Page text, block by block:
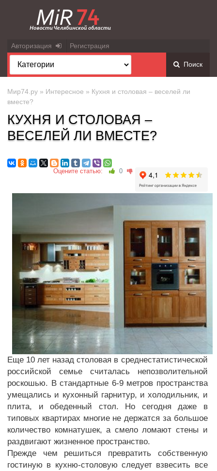
Авторизация Регистрация
Поиск
Мир74.ру » Интересное » Кухня и столовая – веселей ли
вместе?
КУХНЯ И СТОЛОВАЯ –
ВЕСЕЛЕЙ ЛИ ВМЕСТЕ?
Оцените статью: 0
Еще 10 лет назад столовая в среднестатистической
российской семье считалась непозволительной
роскошью. В стандартные 6-9 метров пространства
умещались и кухонный гарнитур, и холодильник, и
плита, и обеденный стол. Но сегодня даже в
типовых квартирах многие не держатся за большое
количество комнатушек, а смело ломают стены и
раздвигают жизненное пространство.
Прежде чем решиться превратить собственную
гостиную в кухню-столовую следует взвесить все